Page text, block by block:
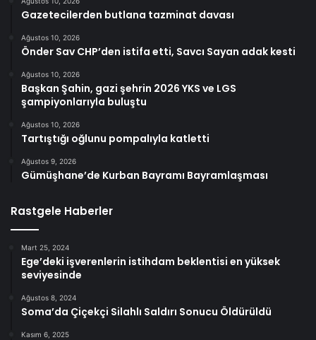
Gazetecilerden butlana tazminat davası
Ağustos 10, 2026
Önder Sav CHP’den istifa etti, Savcı Sayan adak kesti
Ağustos 10, 2026
Başkan Şahin, gazi şehrin 2026 YKS ve LGS
şampiyonlarıyla buluştu
Ağustos 10, 2026
Tartıştığı oğlunu pompalıyla katletti
Ağustos 9, 2026
Gümüşhane’de Kurban Bayramı Bayramlaşması
Rastgele Haberler
Mart 25, 2024
Ege’deki işverenlerin istihdam beklentisi en yüksek
seviyesinde
Ağustos 8, 2024
Soma’da Çiçekçi Silahlı Saldırı Sonucu Öldürüldü
Kasım 6, 2025